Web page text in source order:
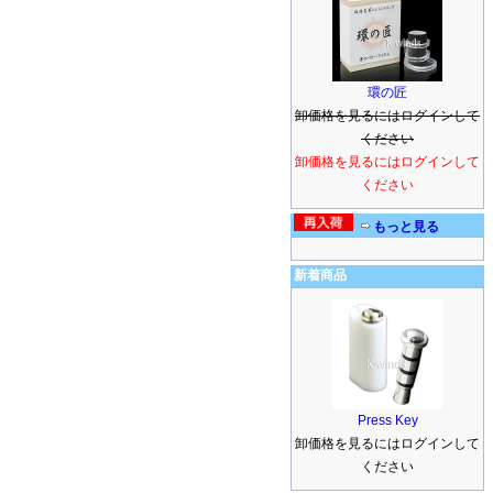
環の匠
卸価格を見るにはログインして
ください
卸価格を見るにはログインして
ください
もっと見る
新着商品
Press Key
卸価格を見るにはログインして
ください